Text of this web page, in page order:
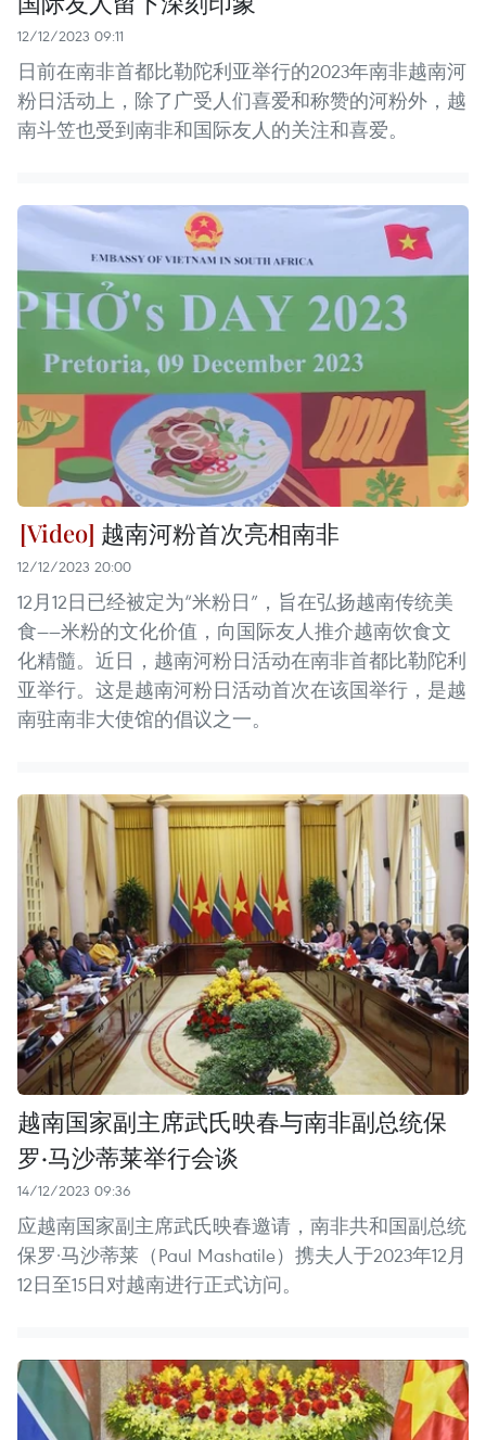
12/12/2023 09:11
日前在南非首都比勒陀利亚举行的2023年南非越南河
粉日活动上，除了广受人们喜爱和称赞的河粉外，越
南斗笠也受到南非和国际友人的关注和喜爱。
越南河粉首次亮相南非
12/12/2023 20:00
12月12日已经被定为“米粉日”，旨在弘扬越南传统美
食——米粉的文化价值，向国际友人推介越南饮食文
化精髓。近日，越南河粉日活动在南非首都比勒陀利
亚举行。这是越南河粉日活动首次在该国举行，是越
南驻南非大使馆的倡议之一。
越南国家副主席武氏映春与南非副总统保
罗·马沙蒂莱举行会谈
14/12/2023 09:36
应越南国家副主席武氏映春邀请，南非共和国副总统
保罗·马沙蒂莱（Paul Mashatile）携夫人于2023年12月
12日至15日对越南进行正式访问。